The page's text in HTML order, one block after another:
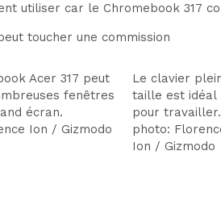
utiliser car le Chromebook 317
toucher une commission
Acer 317 peut
fenêtres
écran.
Ion / Gizmodo
Le clavier
taille est idéal
pour travailler.
photo:
Ion / Gizmodo